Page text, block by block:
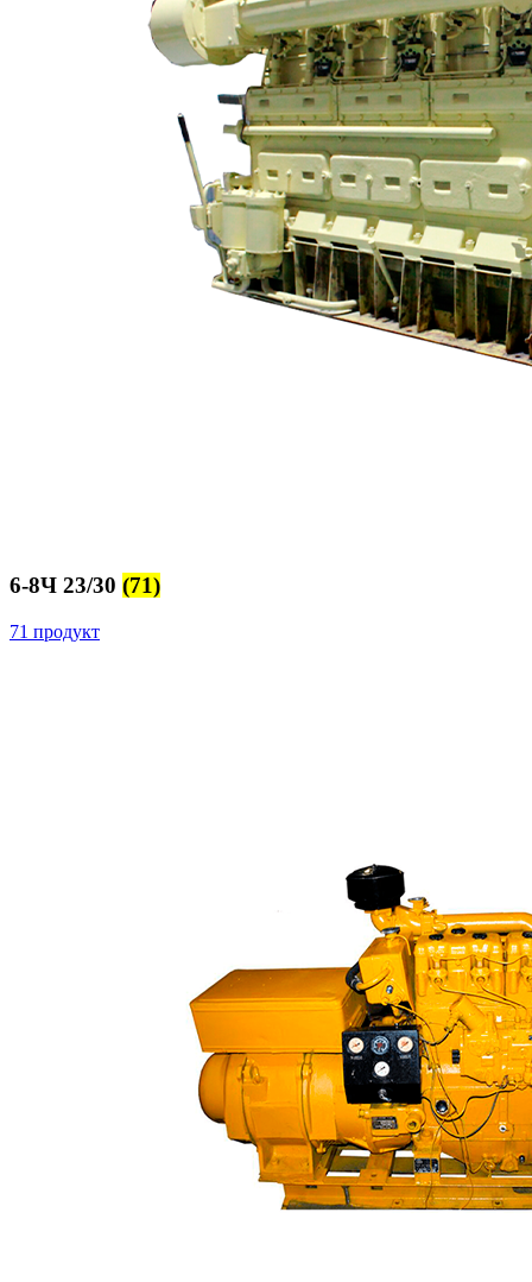
6-8Ч 23/30 (71)
71 продукт